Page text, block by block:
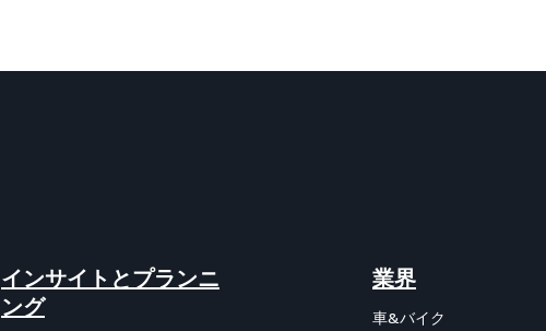
インサイトとプランニ
ング
業界
車&バイク